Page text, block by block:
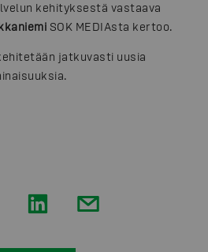
kehityksestä vastaava
SOK MEDIAsta kertoo.
jatkuvasti uusia